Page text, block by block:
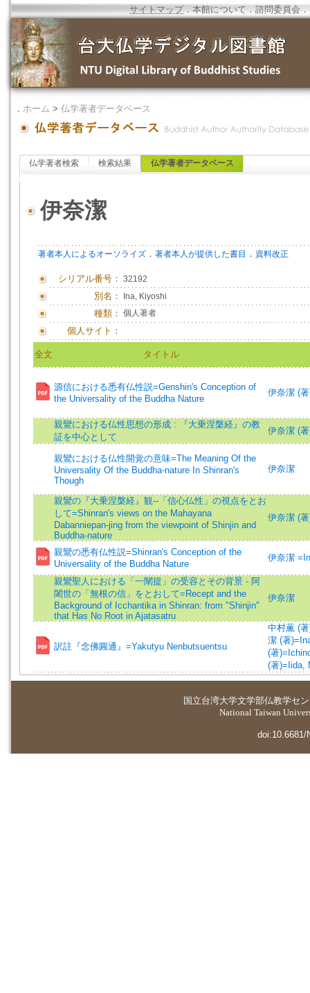
サイトマップ．本館について ．諮問委員会 ．
． ホーム > 仏学著者データベース
仏学著者検索 検索結果 仏学著者データベース
伊奈潔
著者本人によるオーソライズ ． 著者本人が提供した書目 ． 資料改正
シリアル番号： 32192
別名： Ina, Kiyoshi
種類： 個人著者
個人サイト：
全文 タイトル
源信における悉有仏性説=Genshin's Conception of
the Universality of the Buddha Nature
伊奈潔 (
親鸞における仏性思想の形成 : 『大乗涅槃経』の教
証を中心として
伊奈潔 (
親鸞における仏性開覚の意味=The Meaning Of the
Universality Of the Buddha-nature In Shinran's
Though
伊奈潔
親鸞の『大乗涅槃経』観--「信心仏性」の視点をとお
して=Shinran's views on the Mahayana
Dabanniepan-jing from the viewpoint of Shinjin and
Buddha-nature
伊奈潔 (
親鸞の悉有仏性説=Shinran's Conception of the
Universality of the Buddha Nature
伊奈潔
親鸞聖人における「一闡提」の受容とその背景 - 阿
闍世の「無根の信」をとおして=Recept and the
Background of Icchantika in Shinran: from "Shinjin"
that Has No Root in Ajatasatru
伊奈潔
訳註『念佛圓通』=Yakutyu Nenbutsuentsu
中村薫 (
潔 (著
(著
(著)=Iida,
国立台湾大学文学部仏教学セ
National Taiwan
doi:10.6681/